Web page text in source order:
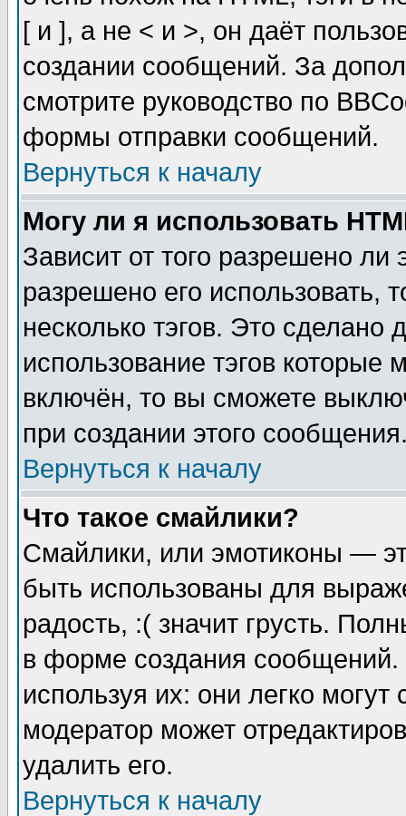
[ и ], а не < и >, он даёт
создании сообщений. За
смотрите руководство по
формы отправки сообщений.
Вернуться к началу
Могу ли я использовать
Зависит от того разрешено
разрешено его использовать,
несколько тэгов. Это сделано
использование тэгов
включён, то вы сможете
при создании этого
Вернуться к началу
Что такое смайлики?
Смайлики, или эмотиконы —
быть использованы для
радость, :( значит грусть.
в форме создания сообщений.
используя их: они легко
модератор может
удалить его.
Вернуться к началу